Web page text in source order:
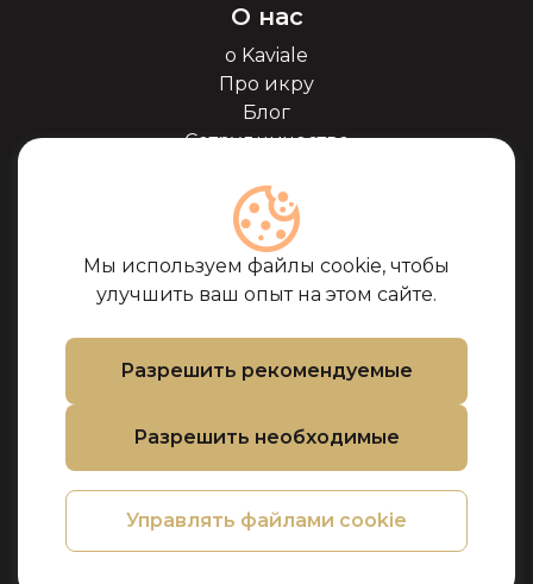
Мы используем файлы cookie, чтобы
улучшить ваш опыт на этом сайте.
Разрешить рекомендуемые
Разрешить необходимые
Управлять файлами cookie
О нас
о Kaviale
Про икру
Блог
Сотрудничество
Сертификаты
Часто задоваемые
вопросы
Поддержка
Политика
файлов cookie
Политика
конфиденциальности
Политика
возврата товара и